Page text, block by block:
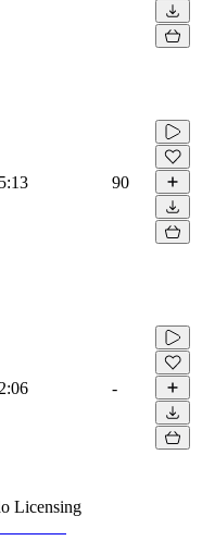
5:13 90
2:06 -
Licensing